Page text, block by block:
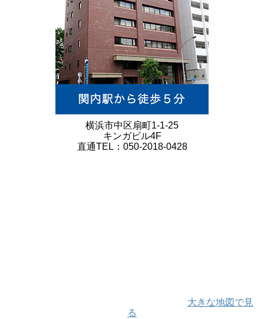
横浜市中区扇町1-1-25
キンガビル4F
直通TEL：050-2018-0428
大きな地図で見
る